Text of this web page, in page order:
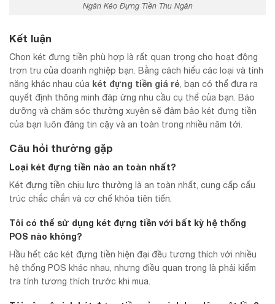
Ngăn Kéo Đựng Tiền Thu Ngân
Kết luận
Chọn két đựng tiền phù hợp là rất quan trọng cho hoạt động
trơn tru của doanh nghiệp bạn. Bằng cách hiểu các loại và tính
năng khác nhau của két đựng tiền giá rẻ , bạn có thể đưa ra
quyết định thông minh đáp ứng nhu cầu cụ thể của bạn. Bảo
dưỡng và chăm sóc thường xuyên sẽ đảm bảo két đựng tiền
của bạn luôn đáng tin cậy và an toàn trong nhiều năm tới.
Câu hỏi thường gặp
Loại két đựng tiền nào an toàn nhất?
Két đựng tiền chịu lực thường là an toàn nhất, cung cấp cấu
trúc chắc chắn và cơ chế khóa tiên tiến.
Tôi có thể sử dụng két đựng tiền với bất kỳ hệ thống
POS nào không?
Hầu hết các két đựng tiền hiện đại đều tương thích với nhiều
hệ thống POS khác nhau, nhưng điều quan trọng là phải kiểm
tra tính tương thích trước khi mua.